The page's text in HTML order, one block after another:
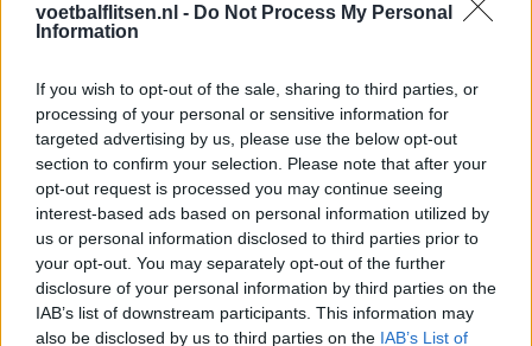
voetbalflitsen.nl - Do Not Process My Personal
Information
If you wish to opt-out of the sale, sharing to third parties, or
processing of your personal or sensitive information for
targeted advertising by us, please use the below opt-out
section to confirm your selection. Please note that after your
opt-out request is processed you may continue seeing
interest-based ads based on personal information utilized by
us or personal information disclosed to third parties prior to
your opt-out. You may separately opt-out of the further
disclosure of your personal information by third parties on the
IAB’s list of downstream participants. This information may
also be disclosed by us to third parties on the IAB’s List of
Feyenoord sluit voorbereiding bijna af: dit staat
Shaqueel van Persie ontkracht geruchten over
keuze voor Marokko
Brengt Sporting Portugal Feyenoord in de
problemen rond Hadj Moussa?
Van droomtransfer tot contractontbinding: het
Feyenoord-verhaal van Calvin Stengs